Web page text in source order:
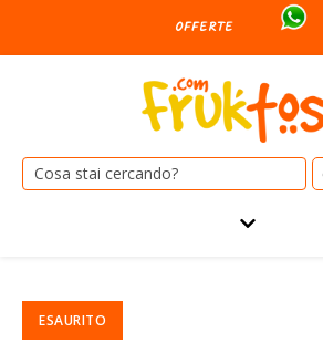
OFFERTE
Cerca: